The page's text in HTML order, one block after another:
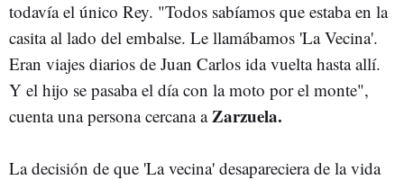
todavía el único Rey. "Todos sabíamos que estaba en la
casita al lado del embalse. Le llamábamos 'La Vecina'.
Eran viajes diarios de Juan Carlos ida vuelta hasta allí.
Y el hijo se pasaba el día con la moto por el monte",
cuenta una persona cercana aZarzuela.
La decisión de que 'La vecina' desapareciera de la vida